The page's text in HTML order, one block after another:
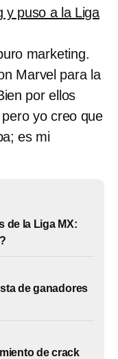
y puso a la Liga
marketing.
Marvel para la
por ellos
yo creo que
es mi
de la Liga MX:
de ganadores
de crack